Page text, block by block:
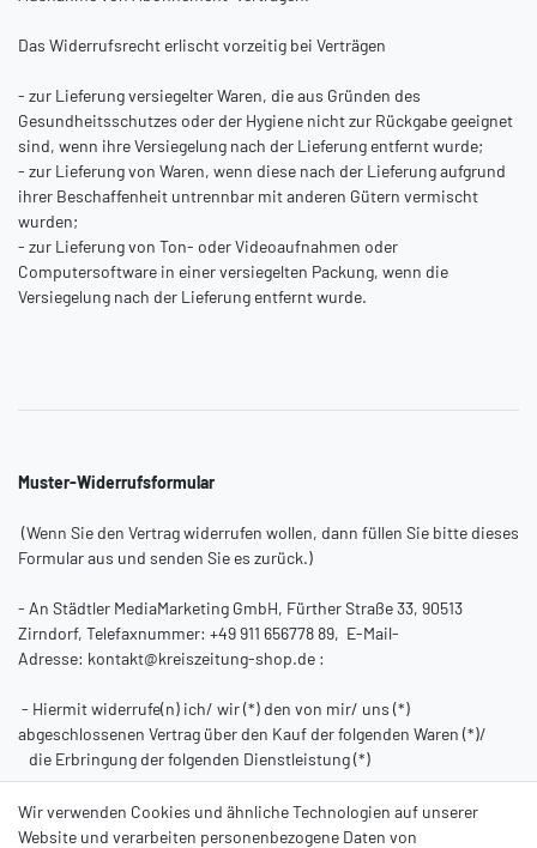
Das Widerrufsrecht erlischt vorzeitig bei Verträgen
- zur Lieferung versiegelter Waren, die aus Gründen des
Gesundheitsschutzes oder der Hygiene nicht zur Rückgabe geeignet
sind, wenn ihre Versiegelung nach der Lieferung entfernt wurde;
- zur Lieferung von Waren, wenn diese nach der Lieferung aufgrund
ihrer Beschaffenheit untrennbar mit anderen Gütern vermischt
wurden;
- zur Lieferung von Ton- oder Videoaufnahmen oder
Computersoftware in einer versiegelten Packung, wenn die
Versiegelung nach der Lieferung entfernt wurde.
Muster-Widerrufsformular
(Wenn Sie den Vertrag widerrufen wollen, dann füllen Sie bitte dieses
Formular aus und senden Sie es zurück.)
- An Städtler MediaMarketing GmbH, Fürther Straße 33, 90513
Zirndorf, Telefaxnummer: +49 911 656778 89, E-Mail-
Adresse: kontakt@kreiszeitung-shop.de :
- Hiermit widerrufe(n) ich/ wir (*) den von mir/ uns (*)
abgeschlossenen Vertrag über den Kauf der folgenden Waren (*)/
die Erbringung der folgenden Dienstleistung (*)
- Bestellt am (*)/ erhalten am (*)
Wir verwenden Cookies und ähnliche Technologien auf unserer
Website und verarbeiten personenbezogene Daten von